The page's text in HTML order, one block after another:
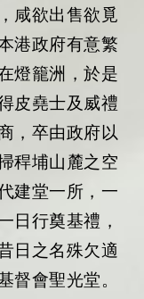
咸欲出售欲覓
港政府有意繁
燈籠洲，於是
皮堯士及威禮
，卒由政府以
稈埔山麓之空
建堂一所，一
日行奠基禮，
日之名殊欠適
督會聖光堂。